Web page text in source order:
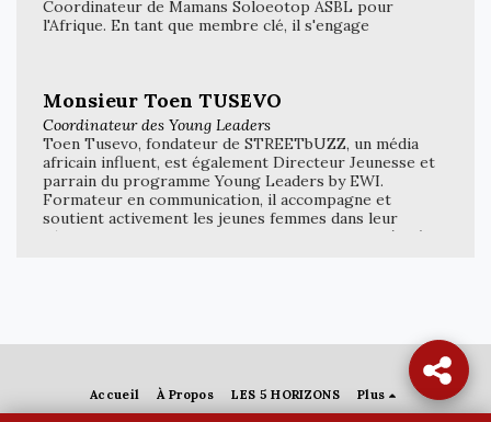
Coordinateur de Mamans Soloeotop ASBL pour
l'Afrique. En tant que membre clé, il s'engage
changement social et économique sur le continent.
Monsieur Toen TUSEVO
Coordinateur des Young Leaders
Toen Tusevo, fondateur de STREETbUZZ, un média
africain influent, est également Directeur Jeunesse et
parrain du programme Young Leaders by EWI.
Formateur en communication, il accompagne et
soutient activement les jeunes femmes dans leur
développement personnel et professionnel. Grâce à
Accueil À Propos LES 5 HORIZONS Plus